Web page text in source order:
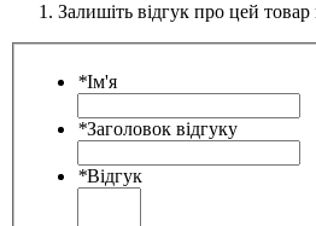
Залишіть відгук про цей
*Ім'я
*Заголовок відгуку
*Відгук